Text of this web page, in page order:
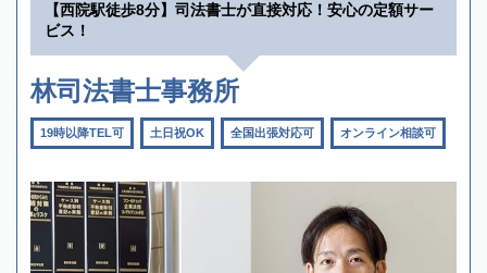
【西院駅徒歩8分】司法書士が直接対応！安心の定額サー
ビス！
林司法書士事務所
19時以降TEL可 土日祝OK 全国出張対応可 オンライン相談可